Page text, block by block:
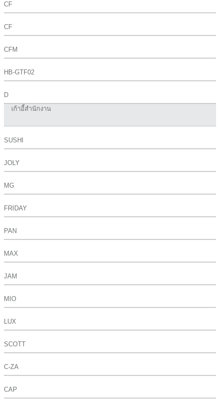
CF
CF
CFM
HB-GTF02
D
เก้าอี้สำนักงาน
SUSHI
JOLY
MG
FRIDAY
PAN
MAX
JAM
MIO
LUX
SCOTT
C-ZA
CAP